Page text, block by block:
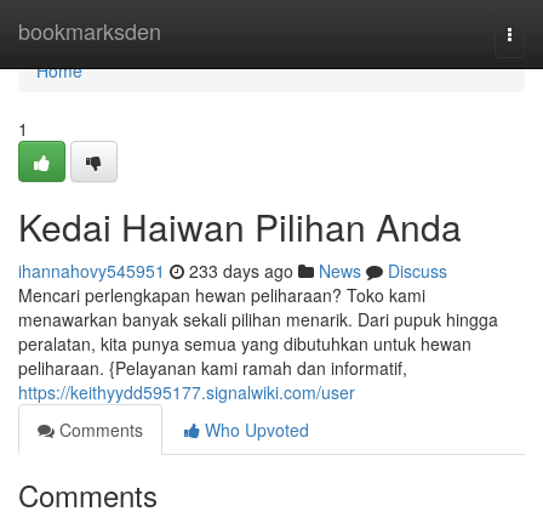
bookmarksden
Home
Home
1
Kedai Haiwan Pilihan Anda
ihannahovy545951 233 days ago News
Discuss
Mencari perlengkapan hewan peliharaan? Toko kami
menawarkan banyak sekali pilihan menarik. Dari pupuk hingga
peralatan, kita punya semua yang dibutuhkan untuk hewan
peliharaan. {Pelayanan kami ramah dan informatif,
https://keithyydd595177.signalwiki.com/user
Comments
Who Upvoted
Comments